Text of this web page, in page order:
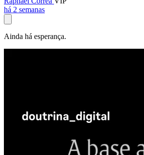
há 2 semanas
Ainda há esperança.